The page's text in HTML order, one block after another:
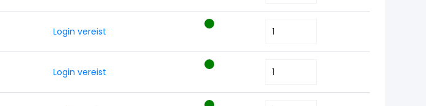
Login vereist
Login vereist